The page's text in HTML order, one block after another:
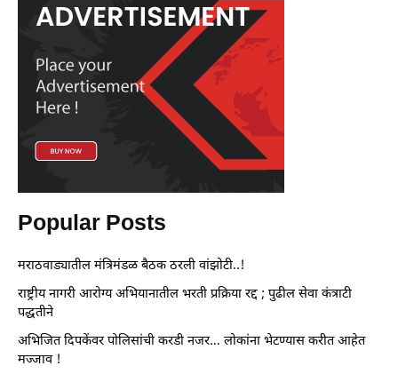
Popular Posts
मराठवाड्यातील मंत्रिमंडळ बैठक ठरली वांझोटी..!
राष्ट्रीय नागरी आरोग्य अभियानातील भरती प्रक्रिया रद्द ; पुढील सेवा कंत्राटी
पद्धतीने
अभिजित दिपकेंवर पोलिसांची करडी नजर… लोकांना भेटण्यास करीत आहेत
मज्जाव !